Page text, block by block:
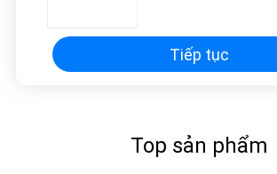
Tiếp tục
Top sản phẩm